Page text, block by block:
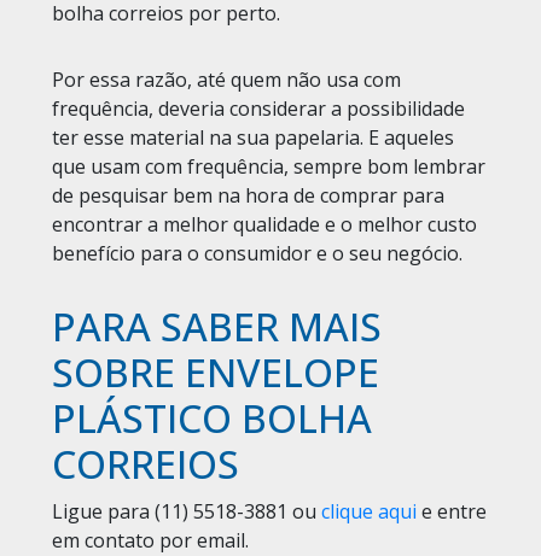
bolha correios por perto.
Por essa razão, até quem não usa com
frequência, deveria considerar a possibilidade
ter esse material na sua papelaria. E aqueles
que usam com frequência, sempre bom lembrar
de pesquisar bem na hora de comprar para
encontrar a melhor qualidade e o melhor custo
benefício para o consumidor e o seu negócio.
PARA SABER MAIS
SOBRE ENVELOPE
PLÁSTICO BOLHA
CORREIOS
Ligue para (11) 5518-3881 ou clique aqui e entre
em contato por email.